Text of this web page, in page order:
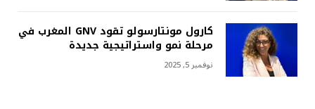
كارول مونتارسولو تقود GNV المغرب في
مرحلة نمو واستراتيجية جديدة
نوفمبر 5, 2025